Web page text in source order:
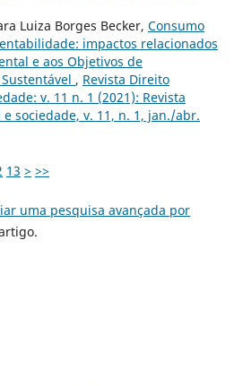
Luiza Borges Becker, Consumo
impactos relacionados
e aos Objetivos de
, Revista Direito
v. 11 n. 1 (2021): Revista
sociedade, v. 11, n. 1, jan./abr.
13 > >>
uma pesquisa avançada por